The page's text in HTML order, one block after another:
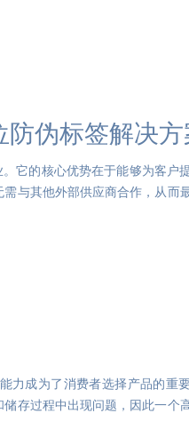
防伪标签解决方
它的核心优势在于能够为客户
与其他外部供应商合作，从而
力成为了消费者选择产品的重
存过程中出现问题，因此一个